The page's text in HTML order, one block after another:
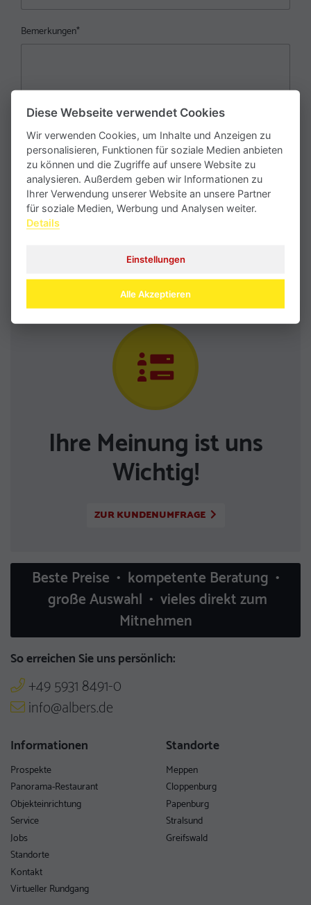
Bemerkungen*
Mit dem Absenden erklären Sie sich mit der Verarbeitung Ihrer
personenbezogenen Daten gemäß unsererDatenschutzerklärung
einverstanden.
Ihre Meinung ist uns
Wichtig!
ZUR KUNDENUMFRAGE
Beste Preise • kompetente Beratung •
große Auswahl • vieles direkt zum
Mitnehmen
So erreichen Sie uns persönlich:
+49 5931 8491-0
info@albers.de
Informationen
Prospekte
Panorama-Restaurant
Objekteinrichtung
Service
Jobs
Standorte
Kontakt
Virtueller Rundgang
Standorte
Meppen
Cloppenburg
Papenburg
Stralsund
Greifswald
Diese Webseite verwendet Cookies
Wir verwenden Cookies, um Inhalte und Anzeigen zu
personalisieren, Funktionen für soziale Medien anbieten
zu können und die Zugriffe auf unsere Website zu
analysieren. Außerdem geben wir Informationen zu
Ihrer Verwendung unserer Website an unsere Partner
für soziale Medien, Werbung und Analysen weiter.
Details
Einstellungen
Alle Akzeptieren